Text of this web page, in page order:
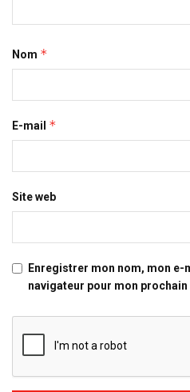
Nom *
E-mail *
Site web
Enregistrer mon nom, mon e-
navigateur pour mon